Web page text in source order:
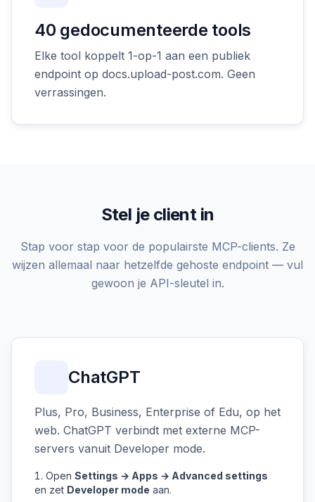
40 gedocumenteerde tools
Elke tool koppelt 1-op-1 aan een publiek
endpoint op docs.upload-post.com. Geen
verrassingen.
Stel je client in
Stap voor stap voor de populairste MCP-clients. Ze
wijzen allemaal naar hetzelfde gehoste endpoint — vul
gewoon je API-sleutel in.
ChatGPT
Plus, Pro, Business, Enterprise of Edu, op het
web. ChatGPT verbindt met externe MCP-
servers vanuit Developer mode.
Open Settings → Apps → Advanced settings
en zet Developer mode aan.